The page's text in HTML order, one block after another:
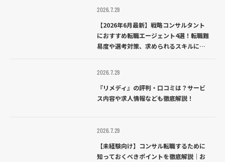
2026.7.29
【2026年6月最新】戦略コンサルタント
におすすめ転職エージェント4選！転職難
易度や選考対策、求められるスキルにつ
2026.7.29
『リメディ』の評判・口コミは？サービ
ス内容や求人情報なども徹底解説！
2026.7.29
【未経験向け】コンサル転職するために
知っておくべきポイントを徹底解説｜お